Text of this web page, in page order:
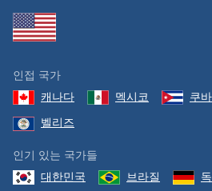
인접 국가
캐나다
멕시코 쿠바
벨리즈
인기 있는 국가들
대한민국
브라질